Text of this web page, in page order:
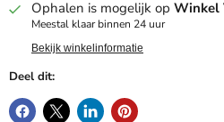
Ophalen is mogelijk op Winkel
Meestal klaar binnen 24 uur
Bekijk winkelinformatie
Deel dit: